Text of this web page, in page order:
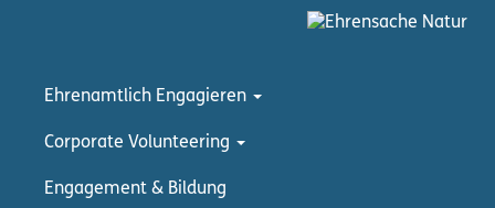
Ehrenamtlich Engagieren
Corporate Volunteering
Engagement & Bildung